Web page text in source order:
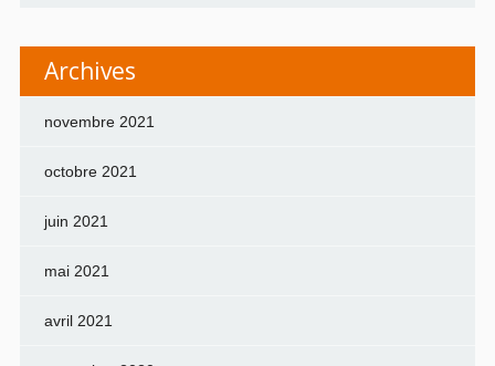
Archives
novembre 2021
octobre 2021
juin 2021
mai 2021
avril 2021